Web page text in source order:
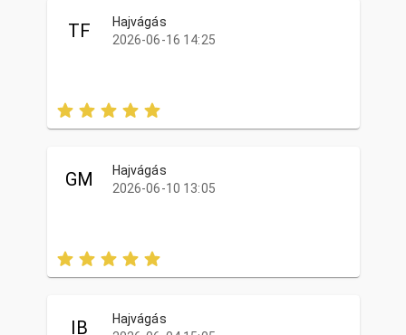
TF
Hajvágás
2026-06-16 14:25
GM
Hajvágás
2026-06-10 13:05
IB
Hajvágás